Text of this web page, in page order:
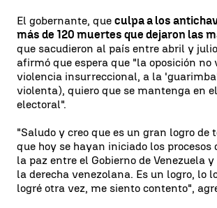
El gobernante, que culpa a los
más de 120 muertes que dejaron las
que sacudieron al país entre abril y
afirmó que espera que "la oposición no
violencia insurreccional, a la
violenta), quiero que se mantenga en
electoral".
"Saludo y creo que es un gran logro de
que hoy se hayan iniciado los procesos
la paz entre el Gobierno de Venezuela
la derecha venezolana. Es un logro, lo
logré otra vez, me siento contento",